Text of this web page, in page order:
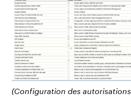
(Configuration des